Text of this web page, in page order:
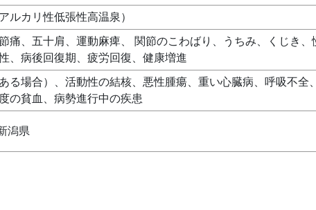
ルカリ性低張性高温泉）
痛、五十肩、運動麻痺、 関節のこわばり、うちみ、くじき、
、病後回復期、疲労回復、健康増進
る場合）、活動性の結核、悪性腫瘍、重い心臓病、呼吸不全
の貧血、病勢進行中の疾患
潟県